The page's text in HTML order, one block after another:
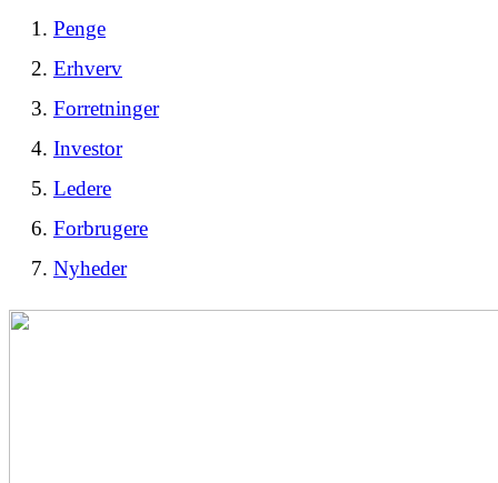
Penge
Erhverv
Forretninger
Investor
Ledere
Forbrugere
Nyheder